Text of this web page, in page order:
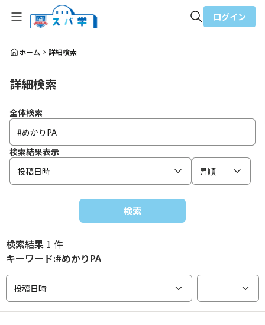
全体検索
ログイン
ホーム 詳細検索
詳細検索
全体検索
検索結果表示
投稿日時
昇順
検索
検索結果 1 件
キーワード:#めかりPA
投稿日時